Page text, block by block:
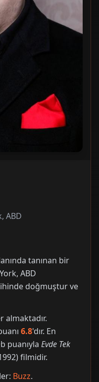
ABD
tanınan bir
ABD
doğmuştur ve
almaktadır.
6.8'dır. En
puanıyla Evde Tek
filmidir.
Buzz.